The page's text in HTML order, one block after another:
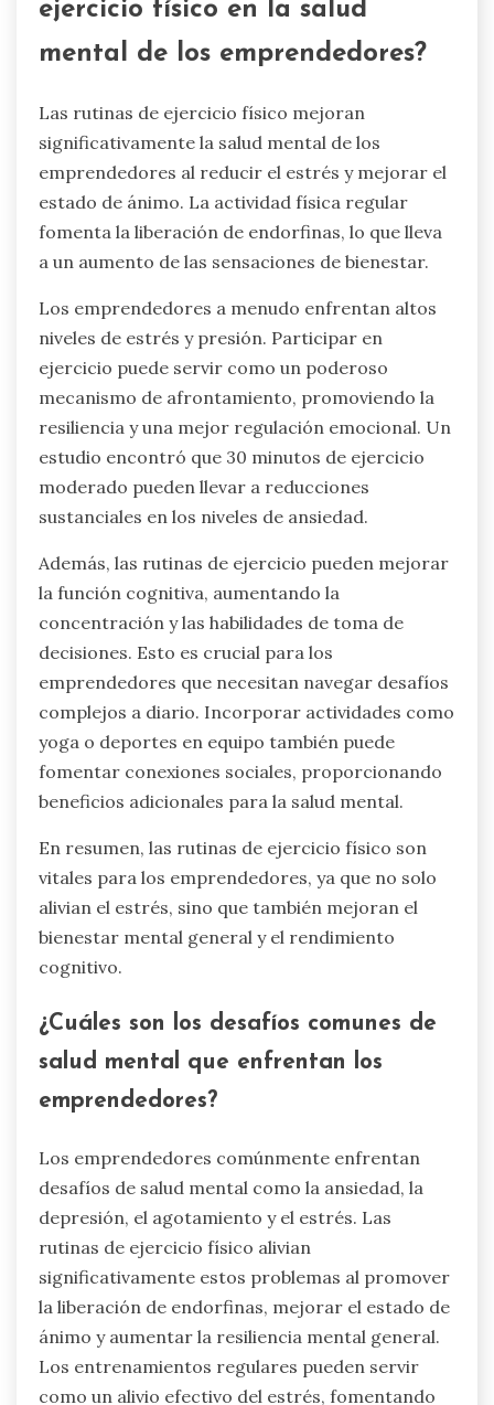
ejercicio físico en la salud
mental de los emprendedores?
Las rutinas de ejercicio físico mejoran
significativamente la salud mental de los
emprendedores al reducir el estrés y mejorar el
estado de ánimo. La actividad física regular
fomenta la liberación de endorfinas, lo que lleva
a un aumento de las sensaciones de bienestar.
Los emprendedores a menudo enfrentan altos
niveles de estrés y presión. Participar en
ejercicio puede servir como un poderoso
mecanismo de afrontamiento, promoviendo la
resiliencia y una mejor regulación emocional. Un
estudio encontró que 30 minutos de ejercicio
moderado pueden llevar a reducciones
sustanciales en los niveles de ansiedad.
Además, las rutinas de ejercicio pueden mejorar
la función cognitiva, aumentando la
concentración y las habilidades de toma de
decisiones. Esto es crucial para los
emprendedores que necesitan navegar desafíos
complejos a diario. Incorporar actividades como
yoga o deportes en equipo también puede
fomentar conexiones sociales, proporcionando
beneficios adicionales para la salud mental.
En resumen, las rutinas de ejercicio físico son
vitales para los emprendedores, ya que no solo
alivian el estrés, sino que también mejoran el
bienestar mental general y el rendimiento
cognitivo.
¿Cuáles son los desafíos comunes de
salud mental que enfrentan los
emprendedores?
Los emprendedores comúnmente enfrentan
desafíos de salud mental como la ansiedad, la
depresión, el agotamiento y el estrés. Las
rutinas de ejercicio físico alivian
significativamente estos problemas al promover
la liberación de endorfinas, mejorar el estado de
ánimo y aumentar la resiliencia mental general.
Los entrenamientos regulares pueden servir
como un alivio efectivo del estrés, fomentando